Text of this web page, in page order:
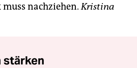
nachziehen.Kristina
stärken